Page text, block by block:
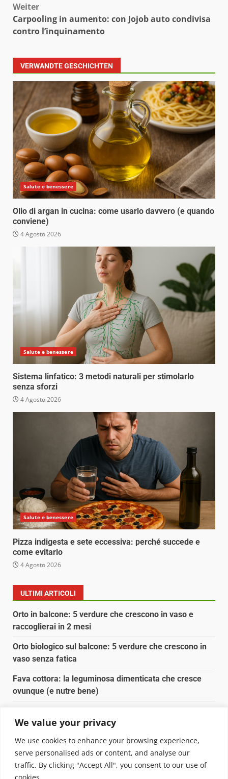
We value your privacy
We use cookies to enhance your browsing experience,
serve personalised ads or content, and analyse our
traffic. By clicking "Accept All", you consent to our use of
cookies.
Weiter
Carpooling in aumento: con Jojob auto condivisa
contro l’inquinamento
VERWANDTE GESCHICHTEN
Salute e benessere
Olio di argan in cucina: come usarlo davvero (e quando
conviene)
4 Agosto 2026
Salute e benessere
Sistema linfatico: 3 metodi naturali per stimolarlo
senza sforzi
4 Agosto 2026
Salute e benessere
Pizza indigesta e sete eccessiva: perché succede e
come evitarlo
4 Agosto 2026
ULTIMI ARTICOLI
Orto in balcone: 5 verdure che crescono in vaso e
raccoglierai in 2 mesi
Orto biologico sul balcone: 5 verdure che crescono in
vaso senza fatica
Fava cottora: la leguminosa dimenticata che cresce
ovunque (e nutre bene)
settembre 2026
Nancy la tartaruga torna libera in Adriatico
Copyright © 2025 Biopianeta.it proprietà di Jws Media